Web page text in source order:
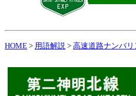
HOME > 用語解説 > 高速道路ナンバリ